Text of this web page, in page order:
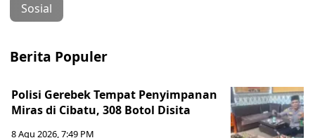
Sosial
Berita Populer
Polisi Gerebek Tempat Penyimpanan
Miras di Cibatu, 308 Botol Disita
8 Agu 2026, 7:49 PM